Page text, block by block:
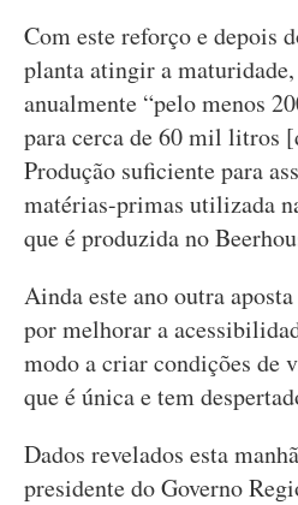
Com este reforço e depois
planta atingir a
anualmente “pelo menos
para cerca de 60 mil litros
Produção suficiente para
matérias-primas utilizada
que é produzida no
Ainda este ano outra
por melhorar a
modo a criar condições de
que é única e tem
Dados revelados esta
presidente do Governo